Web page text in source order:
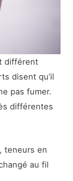
différent
disent qu’il
pas fumer.
différentes
teneurs en
au fil